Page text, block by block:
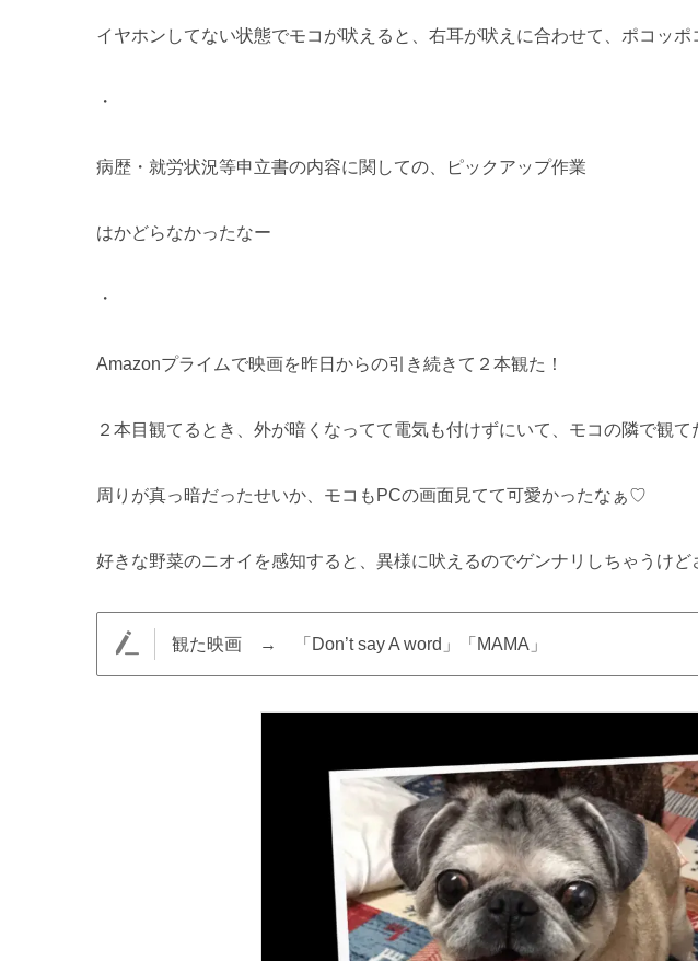
イヤホンしてない状態でモコが吠えると、右耳が吠えに合わせて、ポコッポ
・
病歴・就労状況等申立書の内容に関しての、ピックアップ作業
はかどらなかったなー
・
Amazonプライムで映画を昨日からの引き続きて２本観た！
２本目観てるとき、外が暗くなってて電気も付けずにいて、モコの隣で観て
周りが真っ暗だったせいか、モコもPCの画面見てて可愛かったなぁ♡
好きな野菜のニオイを感知すると、異様に吠えるのでゲンナリしちゃうけど
観た映画 → 「Don’t say A word」「MAMA」